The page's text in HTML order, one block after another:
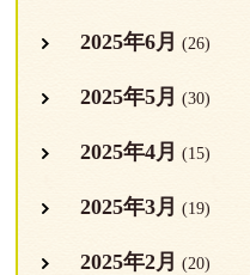
2025年6月 (26)
2025年5月 (30)
2025年4月 (15)
2025年3月 (19)
2025年2月 (20)